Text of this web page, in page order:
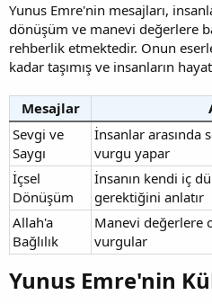
Yunus Emre'nin mesajları,
dönüşüm ve manevi değerlere
rehberlik etmektedir. Onun
kadar taşımış ve insanların
Mesajlar
Sevgi ve
Saygı
İnsanlar arasında
vurgu yapar
İçsel
Dönüşüm
İnsanın kendi iç
gerektiğini anlatır
Allah'a
Bağlılık
Manevi değerlere
vurgular
Yunus Emre'nin